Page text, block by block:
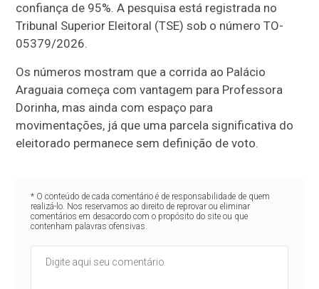
confiança de 95%. A pesquisa está registrada no
Tribunal Superior Eleitoral (TSE) sob o número TO-
05379/2026.
Os números mostram que a corrida ao Palácio
Araguaia começa com vantagem para Professora
Dorinha, mas ainda com espaço para
movimentações, já que uma parcela significativa do
eleitorado permanece sem definição de voto.
* O conteúdo de cada comentário é de responsabilidade de quem
realizá-lo. Nos reservamos ao direito de reprovar ou eliminar
comentários em desacordo com o propósito do site ou que
contenham palavras ofensivas.